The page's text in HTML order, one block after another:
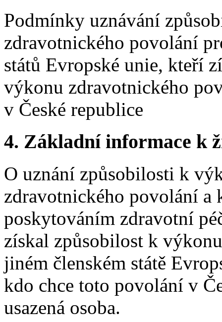
Podmínky uznávání
zdravotnického povolání
států Evropské unie, kteří
výkonu zdravotnického
v České republice
4. Základní informace k
O uznání způsobilosti k
zdravotnického povolání
poskytováním zdravotní
získal způsobilost k
jiném členském státě
kdo chce toto povolání v
usazená osoba.